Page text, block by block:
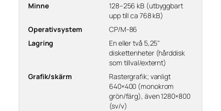
Minne
128–256 kB (utbyggbart
upp till ca 768 kB)
Operativsystem
CP/M-86
Lagring
En eller två 5,25"
diskettenheter (hårddisk
som tillval/externt)
Grafik/skärm
Rastergrafik; vanligt
640×400 (monokrom
grön/färg), även 1280×800
(sv/v)